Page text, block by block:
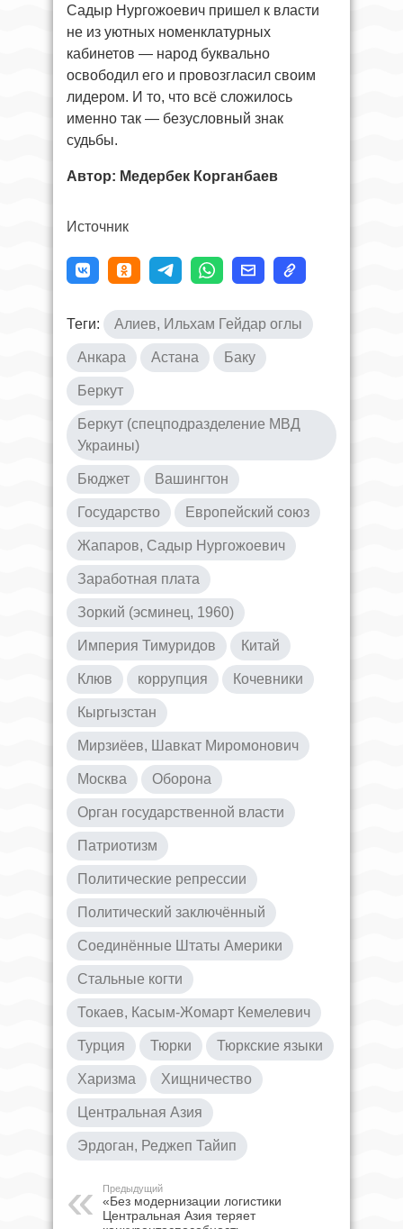
Садыр Нургожоевич пришел к власти
не из уютных номенклатурных
кабинетов — народ буквально
освободил его и провозгласил своим
лидером. И то, что всё сложилось
именно так — безусловный знак
судьбы.
Автор: Медербек Корганбаев
Источник
Теги: Алиев, Ильхам Гейдар оглы
Анкара Астана Баку
Беркут
Беркут (спецподразделение МВД
Украины)
Бюджет Вашингтон
Государство Европейский союз
Жапаров, Садыр Нургожоевич
Заработная плата
Зоркий (эсминец, 1960)
Империя Тимуридов Китай
Клюв коррупция Кочевники
Кыргызстан
Мирзиёев, Шавкат Миромонович
Москва Оборона
Орган государственной власти
Патриотизм
Политические репрессии
Политический заключённый
Соединённые Штаты Америки
Стальные когти
Токаев, Касым-Жомарт Кемелевич
Турция Тюрки Тюркские языки
Харизма Хищничество
Центральная Азия
Эрдоган, Реджеп Тайип
Предыдущий
«Без модернизации логистики
Центральная Азия теряет